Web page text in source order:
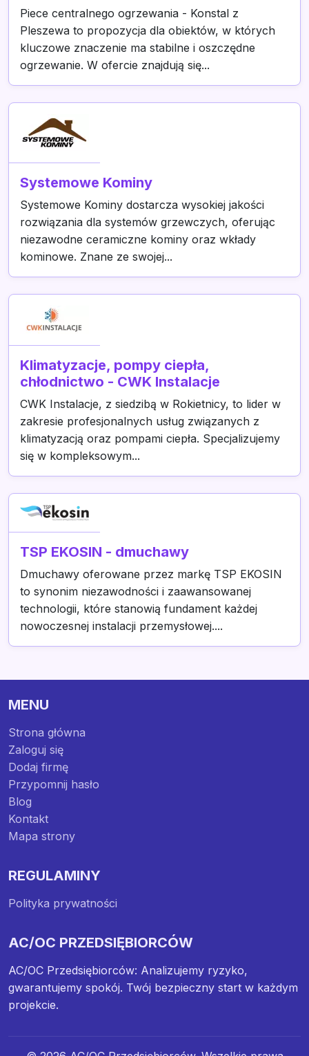
Piece centralnego ogrzewania - Konstal z
Pleszewa to propozycja dla obiektów, w których
kluczowe znaczenie ma stabilne i oszczędne
ogrzewanie. W ofercie znajdują się...
Systemowe Kominy
Systemowe Kominy dostarcza wysokiej jakości
rozwiązania dla systemów grzewczych, oferując
niezawodne ceramiczne kominy oraz wkłady
kominowe. Znane ze swojej...
Klimatyzacje, pompy ciepła,
chłodnictwo - CWK Instalacje
CWK Instalacje, z siedzibą w Rokietnicy, to lider w
zakresie profesjonalnych usług związanych z
klimatyzacją oraz pompami ciepła. Specjalizujemy
się w kompleksowym...
TSP EKOSIN - dmuchawy
Dmuchawy oferowane przez markę TSP EKOSIN
to synonim niezawodności i zaawansowanej
technologii, które stanowią fundament każdej
nowoczesnej instalacji przemysłowej....
MENU
Strona główna
Zaloguj się
Dodaj firmę
Przypomnij hasło
Blog
Kontakt
Mapa strony
REGULAMINY
Polityka prywatności
AC/OC PRZEDSIĘBIORCÓW
AC/OC Przedsiębiorców: Analizujemy ryzyko,
gwarantujemy spokój. Twój bezpieczny start w każdym
projekcie.